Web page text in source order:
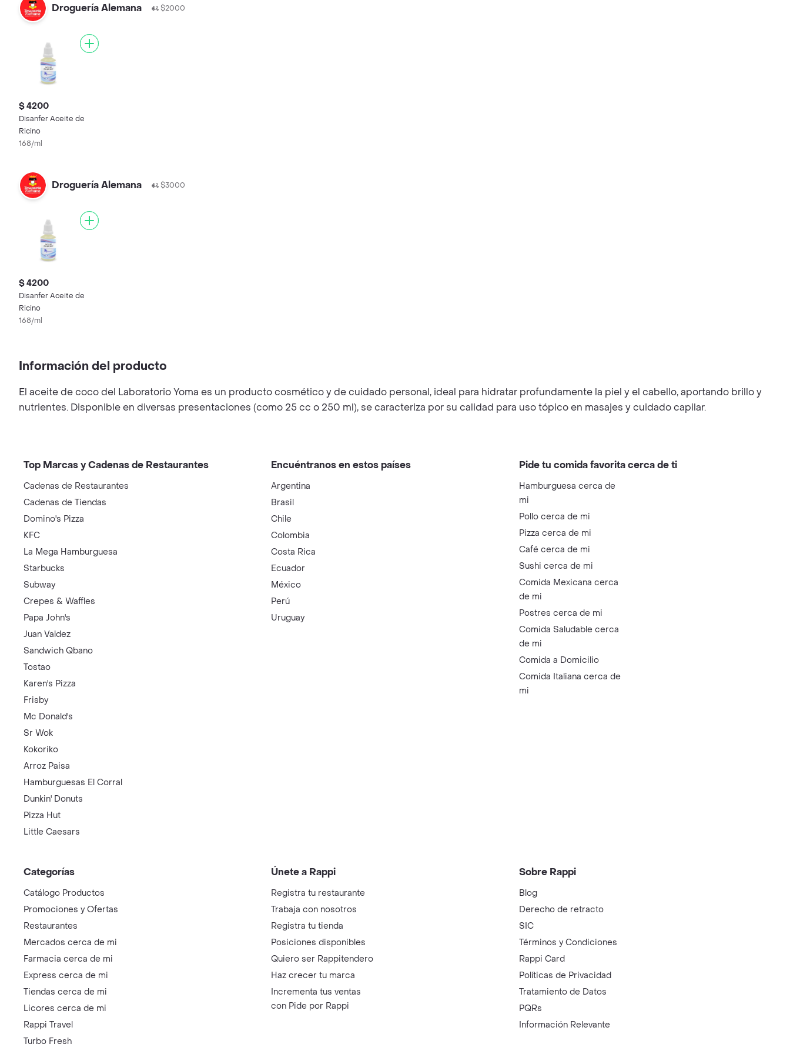
Droguería Alemana $2000
$ 4200
Disanfer Aceite de
Ricino
168/ml
Droguería Alemana $3000
$ 4200
Disanfer Aceite de
Ricino
168/ml
Información del producto
El aceite de coco del Laboratorio Yoma es un producto cosmético y de cuidado personal, ideal para hidratar profundamente la piel y el cabello, aportando brillo y
nutrientes. Disponible en diversas presentaciones (como 25 cc o 250 ml), se caracteriza por su calidad para uso tópico en masajes y cuidado capilar.
Top Marcas y Cadenas de Restaurantes
Cadenas de Restaurantes
Cadenas de Tiendas
Domino's Pizza
KFC
La Mega Hamburguesa
Starbucks
Subway
Crepes & Waffles
Papa John's
Juan Valdez
Sandwich Qbano
Tostao
Karen's Pizza
Frisby
Mc Donald's
Sr Wok
Kokoriko
Arroz Paisa
Hamburguesas El Corral
Dunkin' Donuts
Pizza Hut
Little Caesars
Encuéntranos en estos países
Argentina
Brasil
Chile
Colombia
Costa Rica
Ecuador
México
Perú
Uruguay
Pide tu comida favorita cerca de ti
Hamburguesa cerca de
mi
Pollo cerca de mi
Pizza cerca de mi
Café cerca de mi
Sushi cerca de mi
Comida Mexicana cerca
de mi
Postres cerca de mi
Comida Saludable cerca
de mi
Comida a Domicilio
Comida Italiana cerca de
mi
Categorías
Catálogo Productos
Promociones y Ofertas
Restaurantes
Mercados cerca de mi
Farmacia cerca de mi
Express cerca de mi
Tiendas cerca de mi
Licores cerca de mi
Rappi Travel
Turbo Fresh
Únete a Rappi
Registra tu restaurante
Trabaja con nosotros
Registra tu tienda
Posiciones disponibles
Quiero ser Rappitendero
Haz crecer tu marca
Incrementa tus ventas
con Pide por Rappi
Sobre Rappi
Blog
Derecho de retracto
SIC
Términos y Condiciones
Rappi Card
Políticas de Privacidad
Tratamiento de Datos
PQRs
Información Relevante